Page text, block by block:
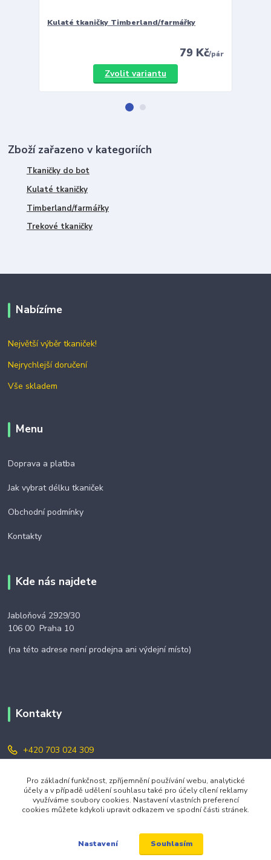
Kulaté tkaničky Timberland/farmářky
79 Kč/pár
Zvolit variantu
Zboží zařazeno v kategoriích
Tkaničky do bot
Kulaté tkaničky
Timberland/farmářky
Trekové tkaničky
Nabízíme
Největší výběr tkaniček!
Nejrychlejší doručení
Vše skladem
Menu
Doprava a platba
Jak vybrat délku tkaniček
Obchodní podmínky
Kontakty
Kde nás najdete
Jabloňová 2929/30
106 00 Praha 10
(na této adrese není prodejna ani výdejní místo)
Kontakty
+420 703 024 309
objednavky@zavazuj.cz
Pro základní funkčnost, zpříjemnění používání webu, analytické
účely a v případě udělení souhlasu také pro účely cílení reklamy
využíváme soubory cookies. Nastavení vlastních preferencí
cookies můžete kdykoli upravit odkazem ve spodní části stránek.
Nastavení Souhlasím